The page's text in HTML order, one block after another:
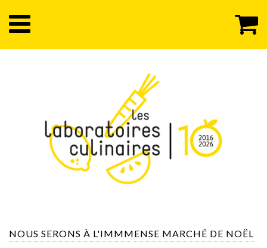
NOUS SERONS À L'IMMMENSE MARCHÉ DE NOËL